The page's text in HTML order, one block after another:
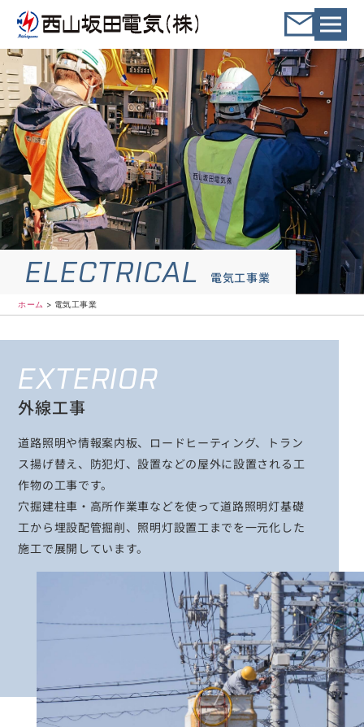
ホーム
電気工事業
電気工事業
ELECTRICAL 電気工事業
ホーム > 電気工事業
EXTERIOR
外線工事
道路照明や情報案内板、ロードヒーティング、トラン
ス揚げ替え、防犯灯、設置などの屋外に設置される工
作物の工事です。
穴掘建柱車・高所作業車などを使って道路照明灯基礎
工から埋設配管掘削、照明灯設置工までを一元化した
施工で展開しています。